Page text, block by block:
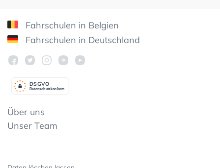
Fahrschulen in Belgien
Fahrschulen in Deutschland
Datenschutzkonform
DSGVO
Über uns
Unser Team